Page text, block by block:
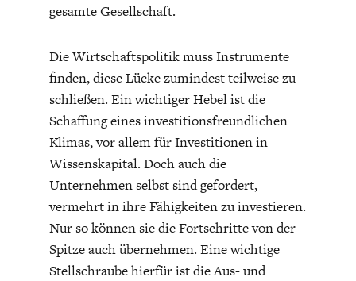
gesamte Gesellschaft.
Die Wirtschaftspolitik muss Instrumente
finden, diese Lücke zumindest teilweise zu
schließen. Ein wichtiger Hebel ist die
Schaffung eines investitionsfreundlichen
Klimas, vor allem für Investitionen in
Wissenskapital. Doch auch die
Unternehmen selbst sind gefordert,
vermehrt in ihre Fähigkeiten zu investieren.
Nur so können sie die Fortschritte von der
Spitze auch übernehmen. Eine wichtige
Stellschraube hierfür ist die Aus- und